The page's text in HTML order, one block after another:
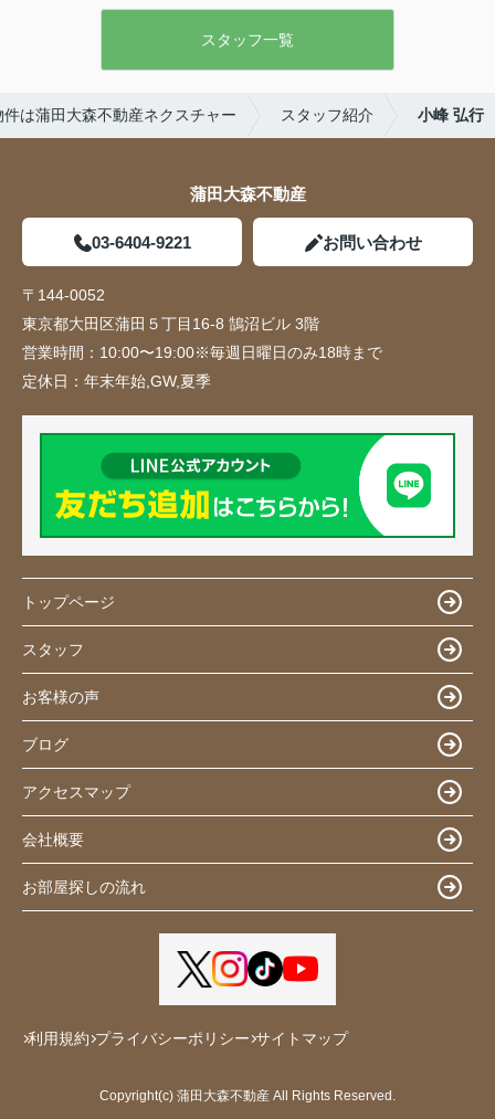
スタッフ一覧
は蒲田大森不動産ネクスチャー スタッフ紹介 小峰 弘行
蒲田大森不動産
03-6404-9221 お問い合わせ
〒144-0052
東京都大田区蒲田５丁目16-8 鵠沼ビル 3階
営業時間： 10:00〜19:00※毎週日曜日のみ18時まで
定休日： 年末年始,GW,夏季
トップページ
スタッフ
お客様の声
ブログ
アクセスマップ
会社概要
お部屋探しの流れ
利用規約 プライバシーポリシー サイトマップ
Copyright(c) 蒲田大森不動産 All Rights Reserved.